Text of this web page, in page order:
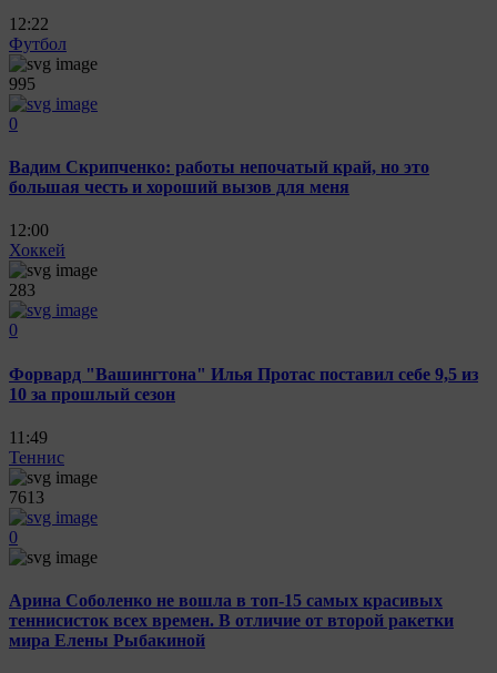
12:22
Футбол
995
0
Вадим Скрипченко: работы непочатый край, но это
большая честь и хороший вызов для меня
12:00
Хоккей
283
0
Форвард "Вашингтона" Илья Протас поставил себе 9,5 из
10 за прошлый сезон
11:49
Теннис
7613
0
Арина Соболенко не вошла в топ-15 самых красивых
теннисисток всех времен. В отличие от второй ракетки
мира Елены Рыбакиной